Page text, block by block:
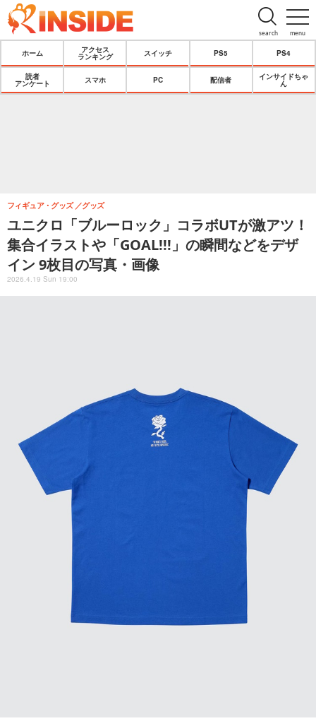
menu
search
ホーム
アクセス
ランキング
スイッチ PS5 PS4
読者
アンケート
スマホ PC 配信者
インサイドちゃ
ん
ユニクロ「ブルーロック」コラボUTが激アツ！
集合イラストや「GOAL!!!」の瞬間などをデザ
イン 9枚目の写真・画像
フィギュア・グッズ グッズ
2026.4.19 Sun 19:00